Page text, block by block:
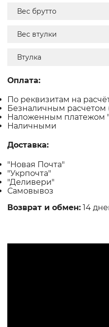
Вес брутто
Вес втулки
Втулка
Оплата:
По реквизитам на
Безналичным расчетом
Наложенным платежом
Наличными
Доставка:
"Новая Почта"
"Укрпочта"
"Деливери"
Самовывоз
Возврат и обмен: 14